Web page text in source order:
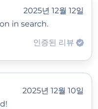
2025년 12월 12일
in search.
인증된 리뷰
2025년 12월 10일